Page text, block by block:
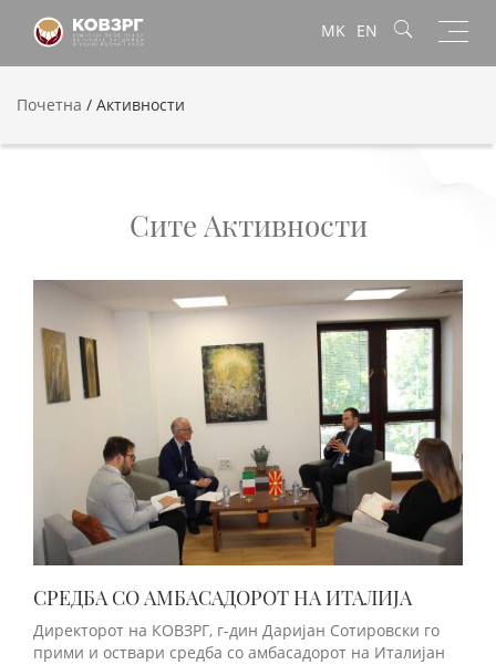
MK EN
Почетна / Активности
Сите Активности
СРЕДБА СО АМБАСАДОРОТ НА ИТАЛИЈА
Директорот на КОВЗРГ, г-дин Даријан Сотировски го
прими и оствари средба со амбасадорот на Италијан